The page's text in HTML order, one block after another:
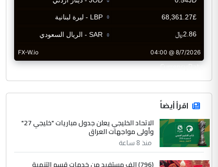
CurrencyRate
اقرأ أيضاً
الاتحاد الخليجي يعلن جدول مباريات "خليجي 27"
وأولى مواجهات العراق
منذ 8 ساعة
(796) الف مستفيد من خدمات قسم التنمية